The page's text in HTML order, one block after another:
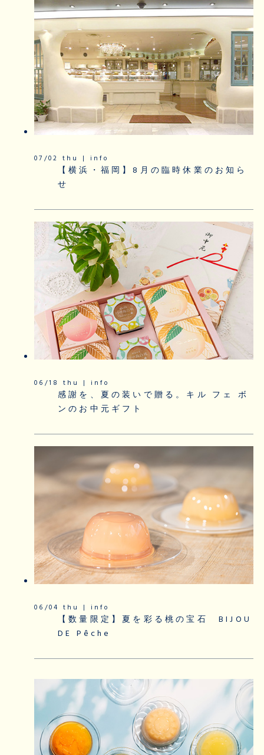
07/02 thu | info
【横浜・福岡】8月の臨時休業のお知ら
せ
06/18 thu | info
感謝を、夏の装いで贈る。キル フェ ボ
ンのお中元ギフト
06/04 thu | info
【数量限定】夏を彩る桃の宝石 BIJOU
DE Pêche